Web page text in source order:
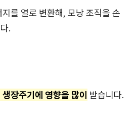
를 열로 변환해, 모낭 조직을 손
.
장주기에 영향을 많이 받습니다.